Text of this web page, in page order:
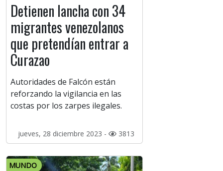
Detienen lancha con 34
migrantes venezolanos
que pretendían entrar a
Curazao
Autoridades de Falcón están
reforzando la vigilancia en las
costas por los zarpes ilegales.
jueves, 28 diciembre 2023 - 3813
MUNDO